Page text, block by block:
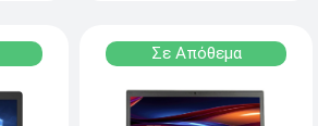
Σε Απόθεμα